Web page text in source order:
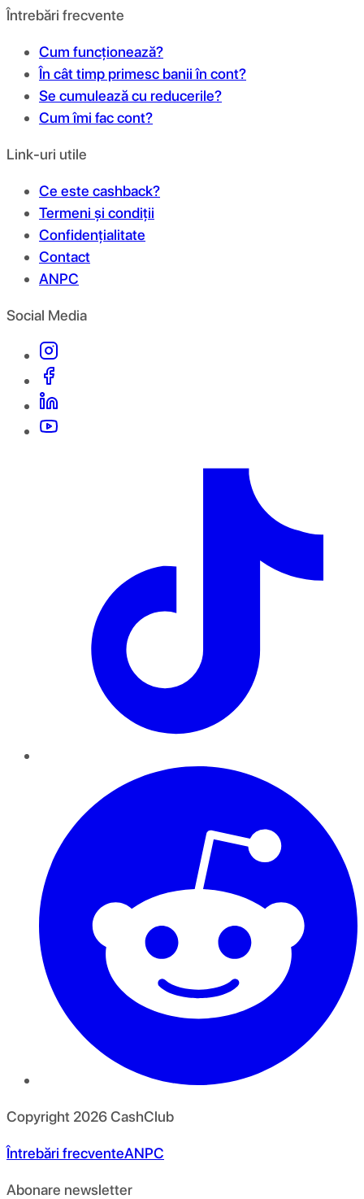
Întrebări frecvente
Cum funcționează?
În cât timp primesc banii în cont?
Se cumulează cu reducerile?
Cum îmi fac cont?
Link-uri utile
Ce este cashback?
Termeni și condiții
Confidențialitate
Contact
ANPC
Social Media
Copyright 2026CashClub
Întrebări frecventeANPC
Abonare newsletter